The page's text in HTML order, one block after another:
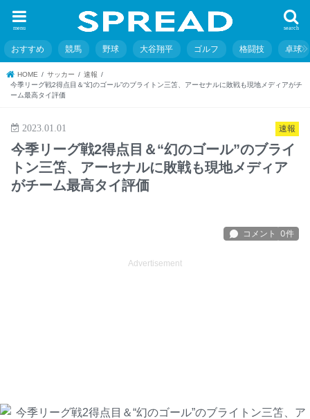
search
menu
おすすめ 競馬 野球 大谷翔平 ゴルフ 格闘技 卓球
HOME サッカー
速報
今季リーグ戦2得点目＆“幻のゴール”のブライトン三笘、アーセナルに敗戦も現地メディアがチ
ーム最高タイ評価
速報
2023.01.01
今季リーグ戦2得点目＆“幻のゴール”のブライ
トン三笘、アーセナルに敗戦も現地メディア
がチーム最高タイ評価
Advertisement